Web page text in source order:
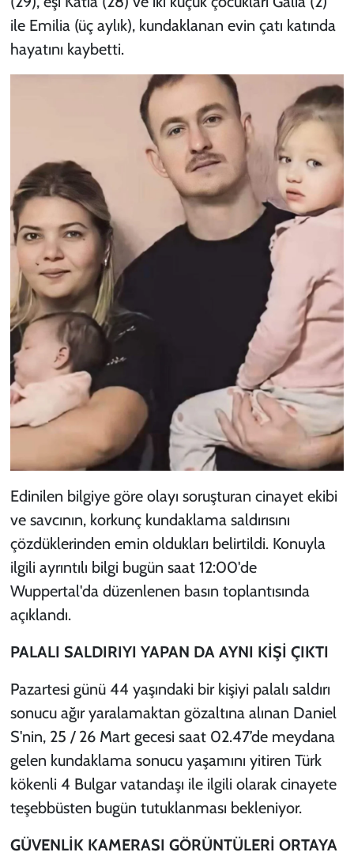
ile Emilia (üç aylık), kundaklanan evin çatı katında
hayatını kaybetti.
Edinilen bilgiye göre olayı soruşturan cinayet ekibi
ve savcının, korkunç kundaklama saldırısını
çözdüklerinden emin oldukları belirtildi. Konuyla
ilgili ayrıntılı bilgi bugün saat 12:00'de
Wuppertal'da düzenlenen basın toplantısında
açıklandı.
PALALI SALDIRIYI YAPAN DA AYNI KİŞİ ÇIKTI
Pazartesi günü 44 yaşındaki bir kişiyi palalı saldırı
sonucu ağır yaralamaktan gözaltına alınan Daniel
S'nin, 25 / 26 Mart gecesi saat 02.47’de meydana
gelen kundaklama sonucu yaşamını yitiren Türk
kökenli 4 Bulgar vatandaşı ile ilgili olarak cinayete
teşebbüsten bugün tutuklanması bekleniyor.
GÜVENLİK KAMERASI GÖRÜNTÜLERİ ORTAYA